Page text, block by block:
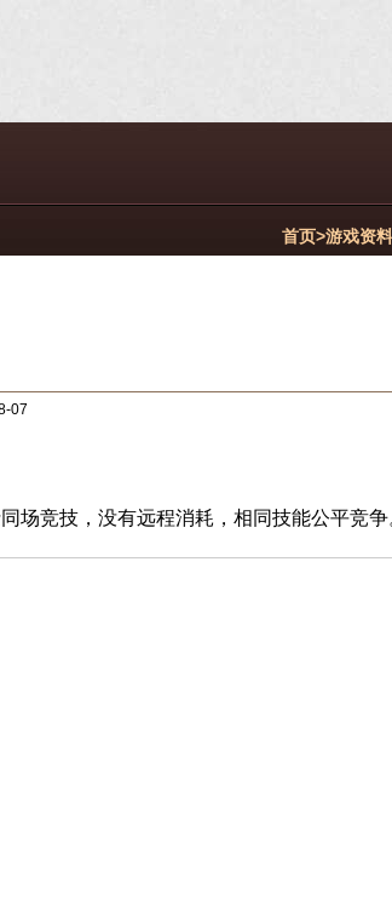
首页>游戏资料
07
竞技，没有远程消耗，相同技能公平竞争